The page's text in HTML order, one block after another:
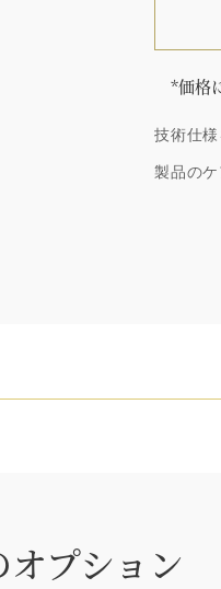
*価格
「同
ウィ
厳選
技術仕
製品の
プション